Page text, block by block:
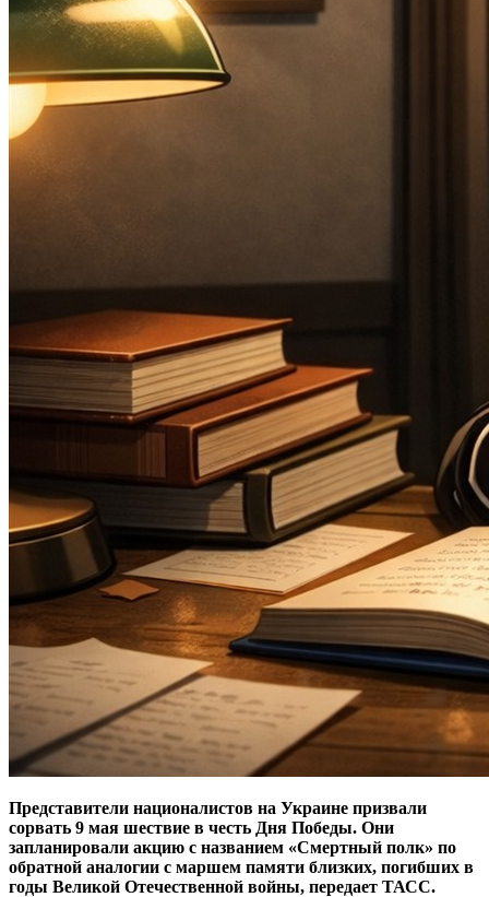
Представители националистов на Украине призвали
сорвать 9 мая шествие в честь Дня Победы. Они
запланировали акцию с названием «Смертный полк» по
обратной аналогии с маршем памяти близких, погибших в
годы Великой Отечественной войны, передает ТАСС.